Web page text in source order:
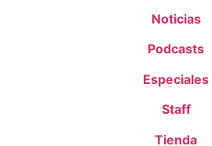
Noticias
Podcasts
Especiales
Staff
Tienda